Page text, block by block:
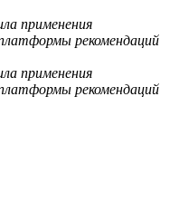
применения
рекомендаций
применения
рекомендаций